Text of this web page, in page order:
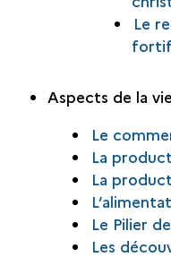
Le
Aspects de la
Le
La
La
Le Pilier
Les